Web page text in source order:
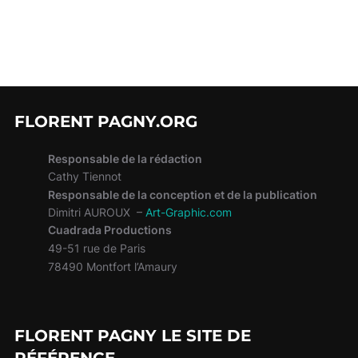
FLORENT PAGNY.ORG
Responsable de la rédaction
Cathy Tiennot
Responsable de la conception et de la publication
Dimitri AUROUX – Art-Graphic.com
Cuadrada Productions
49-51 rue de Paris
78490 Montfort l’Amaury
FLORENT PAGNY LE SITE DE